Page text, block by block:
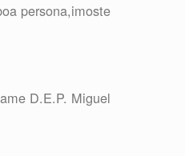
persona,imoste
D.E.P. Miguel